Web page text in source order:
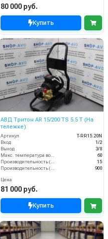
80 000 руб.
Купить
АВД Тритон AR 15/200 TS 5.5 T (На
тележке)
Артикул
T-RR15.20N
Вход
1/2
Выход
3/8
Макс. температура воды (°C)
60
Производительность (л/мин)
15
Производительность (л/ч)
900
Цена
81 000 руб.
Купить